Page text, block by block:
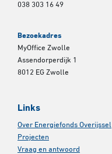
038 303 16 49
Bezoekadres
MyOffice Zwolle
Assendorperdijk 1
8012 EG Zwolle
Links
Over Energiefonds Overijssel
Projecten
Vraag en antwoord